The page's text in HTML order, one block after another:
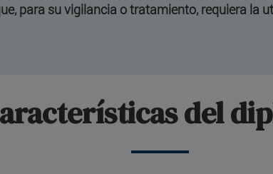
para su vigilancia o tratamiento, requiera la
del